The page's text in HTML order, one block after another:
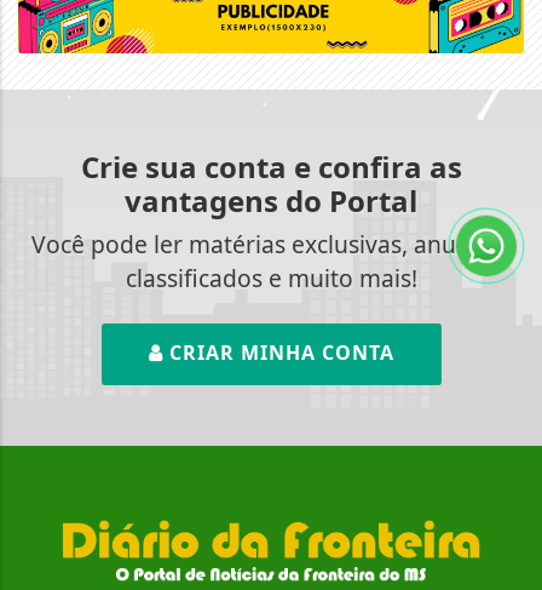
Crie sua conta e confira as
vantagens do Portal
Você pode ler matérias exclusivas, anunciar
classificados e muito mais!
CRIAR MINHA CONTA